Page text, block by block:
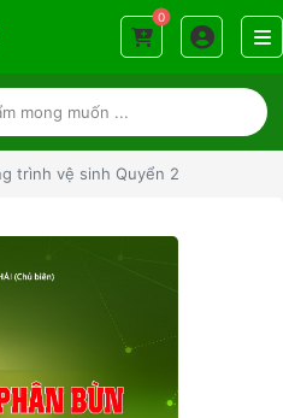
0
trình vệ sinh Quyển 2